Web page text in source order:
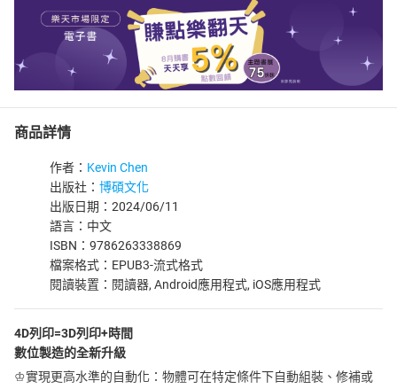
商品詳情
作者： Kevin Chen
出版社： 博碩文化
出版日期：2024/06/11
語言：中文
ISBN：9786263338869
檔案格式：EPUB3-流式格式
閱讀裝置：閱讀器, Android應用程式, iOS應用程式
4D列印=3D列印+時間
數位製造的全新升級
♔實現更高水準的自動化：物體可在特定條件下自動組裝、修補或